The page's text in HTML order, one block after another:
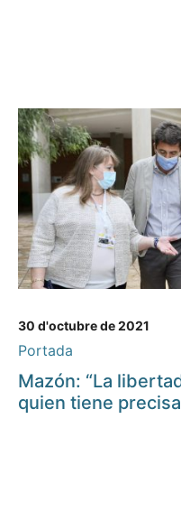
30 d'octubre de 2021
Portada
Mazón: “La
quien tiene